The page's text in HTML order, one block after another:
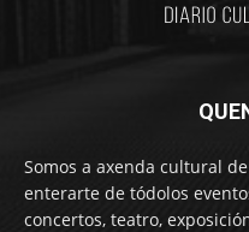
Somos a axenda cultural
enterarte de tódolos
concertos, teatro,